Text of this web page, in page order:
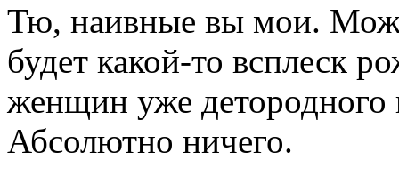
Тю, наивные вы мои.
будет какой-то всплеск
женщин уже детородного
Абсолютно ничего.